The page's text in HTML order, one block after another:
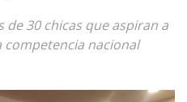
30 chicas que aspiran a
nacional